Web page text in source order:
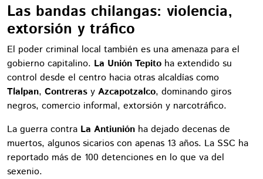
Las bandas chilangas: violencia,
extorsión y tráfico
El poder criminal local también es una amenaza para el
gobierno capitalino. La Unión Tepito ha extendido su
control desde el centro hacia otras alcaldías como
Tlalpan, Contreras y Azcapotzalco, dominando giros
negros, comercio informal, extorsión y narcotráfico.
La guerra contra La Antiunión ha dejado decenas de
muertos, algunos sicarios con apenas 13 años. La SSC ha
reportado más de 100 detenciones en lo que va del
sexenio.